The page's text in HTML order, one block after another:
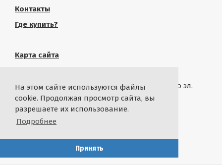
На этом сайте используются файлы
cookie. Продолжая просмотр сайта, вы
разрешаете их использование.
Подробнее
Принять
Контакты
Где купить?
Карта сайта
Связаться с администрацией сайта можно по эл.
почте rustropy.ru@ya.ru
СТАТИСТИКА